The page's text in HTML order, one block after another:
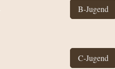
B-Jugend
C-Jugend